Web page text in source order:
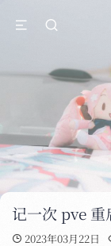
记一次 pve 重
2023年03月22日